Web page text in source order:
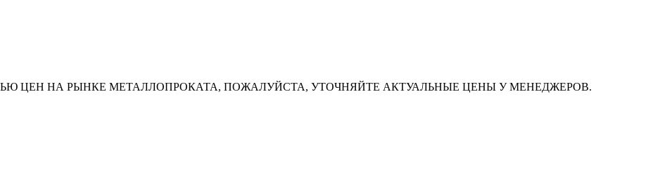
ЦЕН НА РЫНКЕ МЕТАЛЛОПРОКАТА, ПОЖАЛУЙСТА, УТОЧНЯЙТЕ АКТУАЛЬНЫЕ ЦЕНЫ У МЕНЕДЖЕРОВ.